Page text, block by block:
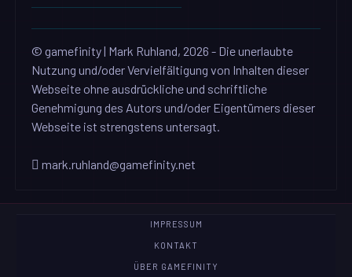
© gamefinity | Mark Ruhland, 2026 - Die unerlaubte
Nutzung und/oder Vervielfältigung von Inhalten dieser
Webseite ohne ausdrückliche und schriftliche
Genehmigung des Autors und/oder Eigentümers dieser
Webseite ist strengstens untersagt.
mark.ruhland@gamefinity.net
IMPRESSUM
KONTAKT
ÜBER GAMEFINITY